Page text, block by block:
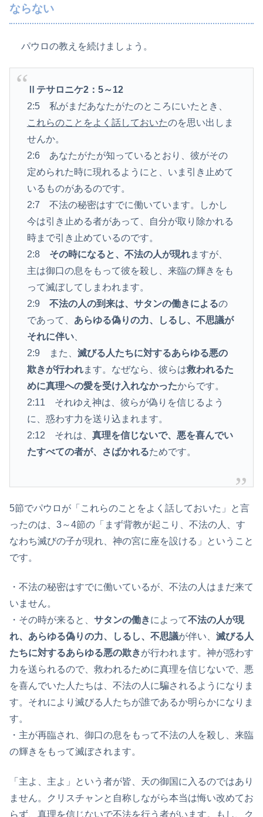
ならない
パウロの教えを続けましょう。
Ⅱテサロニケ2：5～12
2:5 私がまだあなたがたのところにいたとき、
これらのことをよく話しておいたのを思い出しま
せんか。
2:6 あなたがたが知っているとおり、彼がその
定められた時に現れるようにと、いま引き止めて
いるものがあるのです。
2:7 不法の秘密はすでに働いています。しかし
今は引き止める者があって、自分が取り除かれる
時まで引き止めているのです。
2:8 その時になると、 不法の人が現れますが、
主は御口の息をもって彼を殺し、来臨の輝きをも
って滅ぼしてしまわれます。
2:9 不法の人の到来は、サタンの働きによるの
であって、 あらゆる偽りの力、しるし、不思議が
それに伴い、
2:9 また、 滅びる人たちに対するあらゆる悪の
欺きが行われます。なぜなら、彼らは救われるた
めに真理への愛を受け入れなかったからです。
2:11 それゆえ神は、彼らが偽りを信じるよう
に、惑わす力を送り込まれます。
2:12 それは、 真理を信じないで、悪を喜んでい
たすべての者が、さばかれるためです。
5節でパウロが「これらのことをよく話しておいた」と言
ったのは、3～4節の「まず背教が起こり、不法の人、す
なわち滅びの子が現れ、神の宮に座を設ける」ということ
です。
・不法の秘密はすでに働いているが、不法の人はまだ来て
いません。
・その時が来ると、 サタンの働きによって不法の人が現
れ、あらゆる偽りの力、しるし、不思議が伴い、 滅びる人
たちに対するあらゆる悪の欺きが行われます。神が惑わす
力を送られるので、救われるために真理を信じないで、悪
を喜んでいた人たちは、不法の人に騙されるようになりま
す。それにより滅びる人たちが誰であるか明らかになりま
す。
・主が再臨され、御口の息をもって不法の人を殺し、来臨
の輝きをもって滅ぼされます。
「主よ、主よ」という者が皆、天の御国に入るのではあり
ません。クリスチャンと自称しながら本当は悔い改めてお
らず、真理を信じないで不法を行う者がいます。もし、ク